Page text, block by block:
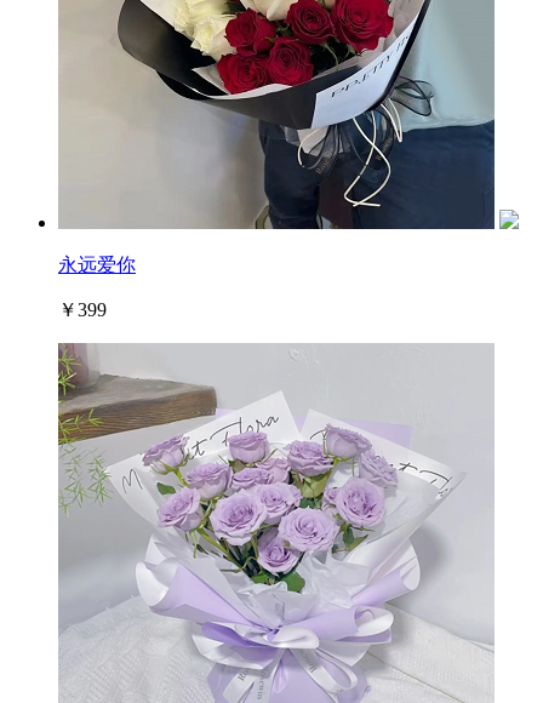
永远爱你
￥399